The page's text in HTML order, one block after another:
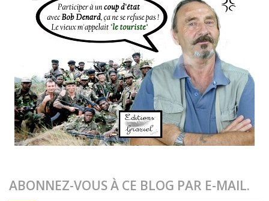
ABONNEZ-VOUS À CE BLOG PAR E-MAIL.